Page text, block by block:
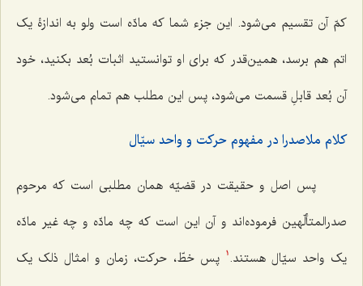
کمّ آن تقسیم می‌شود. این جزء شما که مادّه است ولو به اندازۀ یک
اتم هم برسد، همین‌قدر که برای او توانستید اثبات بُعد بکنید، خود
آن بُعد قابلِ قسمت می‌شود، پس این مطلب هم تمام می‌شود.
کلام ملاصدرا در مفهوم حرکت و واحد سیّال
پس اصل و حقیقت در قضیّه همان مطلبی است که مرحوم
صدرالمتألّهین فرموده‌اند و آن این است که چه مادّه و چه غیر مادّه
یک واحد سیّال هستند. 1
پس خطّ، حرکت، زمان و امثال ذلک یک